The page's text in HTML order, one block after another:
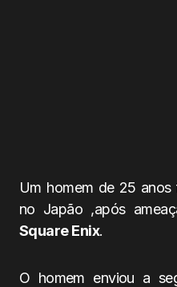
Um homem de 25 anos
no Japão ,após
Square Enix.
O homem enviou a